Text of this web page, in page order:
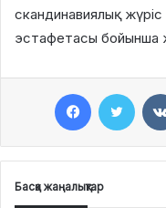
скандинавиялық
эстафетасы бойынша
Басқа жаңалықтар